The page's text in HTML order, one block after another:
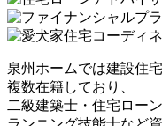
泉州ホームでは建設住
複数在籍しており、
二級建築士・住宅ロー